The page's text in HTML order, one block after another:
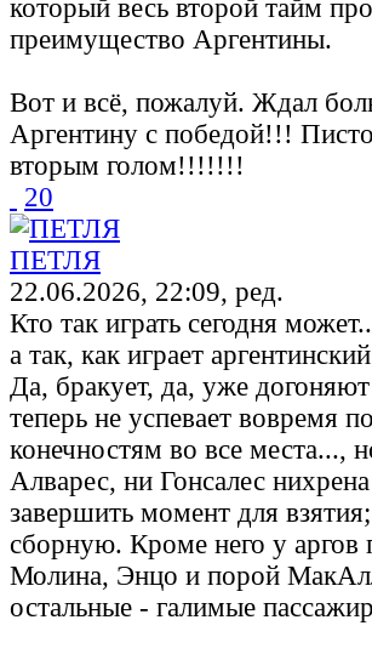
котoрый весь второй тайм
преимущество Аргентины.
Вот и всё, пожалуй. Ждал
Аргентину с победой!!!
вторым голом!!!!!!!
20
ПЕТЛЯ
22.06.2026, 22:09, ред.
Кто так играть сегодня
а так, как играет
Да, бракует, да, уже
теперь не успевает вовремя
конечностям во все места...,
Алварес, ни Гонсалес
завершить момент для
сборную. Кроме него у аргов
Молина, Энцо и порой
остальные - галимые